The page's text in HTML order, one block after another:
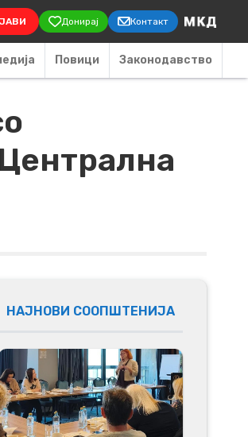
Донирај Контакт
Повици Законодавство
НАЈНОВИ СООПШТЕНИЈА